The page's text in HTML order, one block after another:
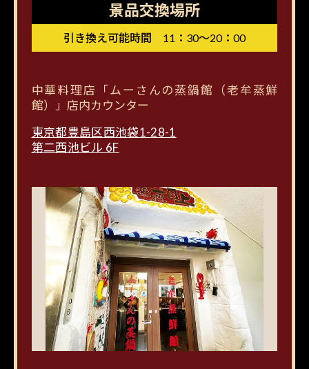
景品交換場所
引き換え可能時間 11：30～20：00
中華料理店「ムーさんの蒸鍋館（老牟蒸鮮
館）」店内カウンター
東京都豊島区西池袋1-28-1
第二西池ビル 6F